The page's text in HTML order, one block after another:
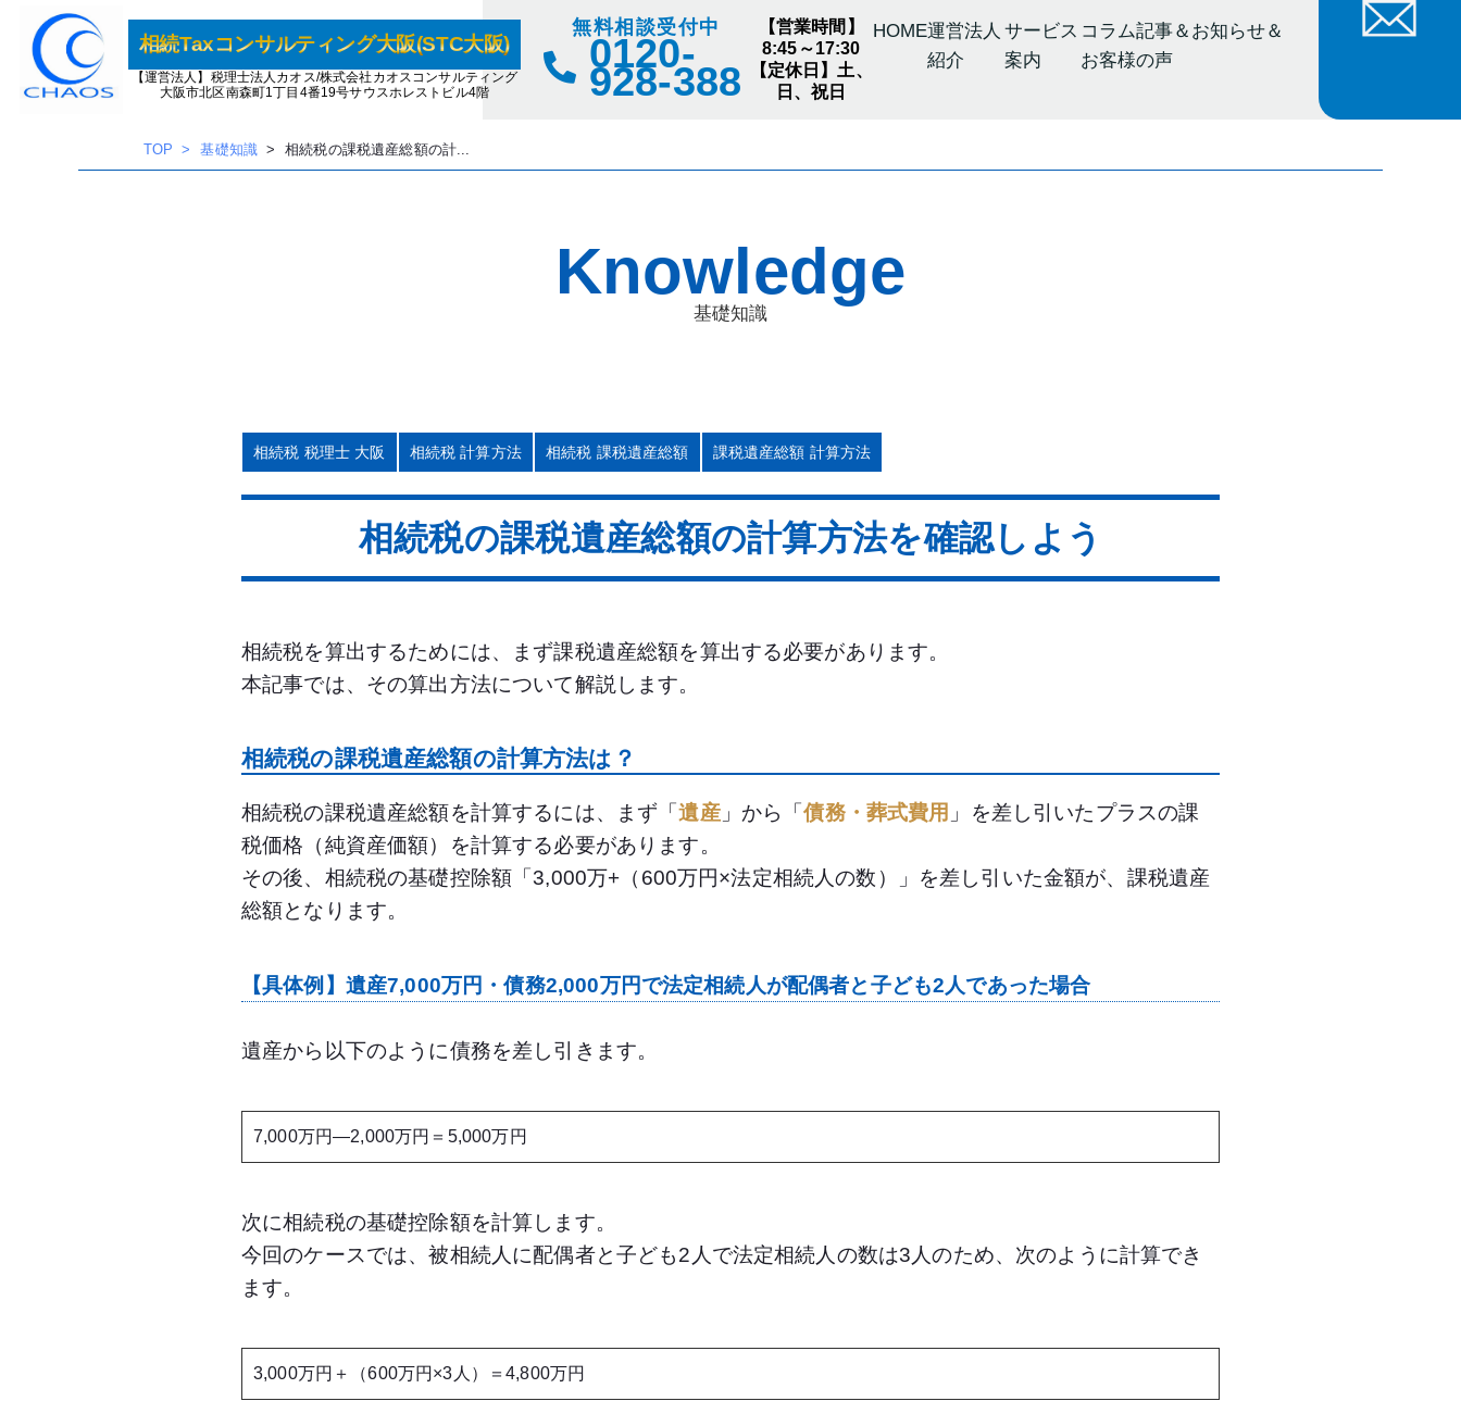
相続Taxコンサルティング大阪(STC大阪)
【運営法人】税理士法人カオス/株式会社カオスコンサルティング
大阪市北区南森町1丁目4番19号サウスホレストビル4階
無料相談受付中
0120-
928-388
【営業時間】
8:45～17:30
【定休日】土、
日、祝日
HOME運営法人
紹介
サービス
案内
コラム記事＆お知らせ＆
お客様の声
TOP 基礎知識 相続税の課税遺産総額の計...
Knowledge
基礎知識
相続税 税理士 大阪 相続税 計算方法 相続税 課税遺産総額 課税遺産総額 計算方法
相続税の課税遺産総額の計算方法を確認しよう
相続税を算出するためには、まず課税遺産総額を算出する必要があります。
本記事では、その算出方法について解説します。
相続税の課税遺産総額の計算方法は？
相続税の課税遺産総額を計算するには、まず「遺産」から「債務・葬式費用 」を差し引いたプラスの課
税価格（純資産価額）を計算する必要があります。
その後、相続税の基礎控除額「3,000万+（600万円×法定相続人の数）」を差し引いた金額が、課税遺産
総額となります。
【具体例】遺産7,000万円・債務2,000万円で法定相続人が配偶者と子ども2人であった場合
遺産から以下のように債務を差し引きます。
7,000万円―2,000万円＝5,000万円
次に相続税の基礎控除額を計算します。
今回のケースでは、被相続人に配偶者と子ども2人で法定相続人の数は3人のため、次のように計算でき
ます。
3,000万円＋（600万円×3人）＝4,800万円